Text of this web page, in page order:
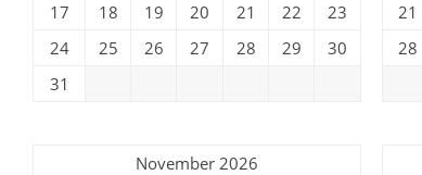
17
18 19 20 21 22
23
24
25 26 27 28 29
30
31
21
28
November 2026